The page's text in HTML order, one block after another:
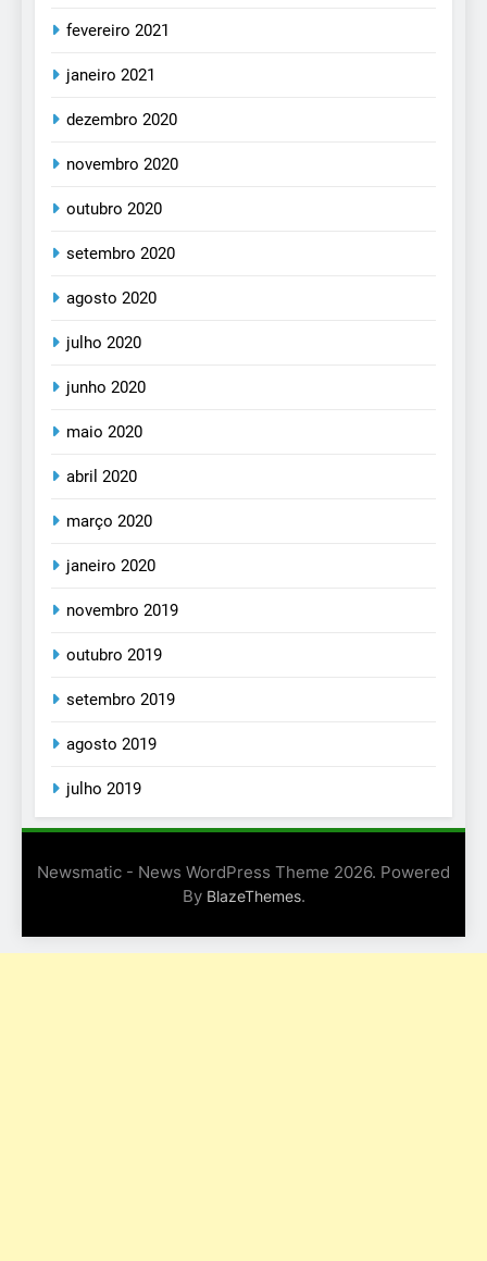
fevereiro 2021
janeiro 2021
dezembro 2020
novembro 2020
outubro 2020
setembro 2020
agosto 2020
julho 2020
junho 2020
maio 2020
abril 2020
março 2020
janeiro 2020
novembro 2019
outubro 2019
setembro 2019
agosto 2019
julho 2019
Newsmatic - News WordPress Theme 2026. Powered
By BlazeThemes.